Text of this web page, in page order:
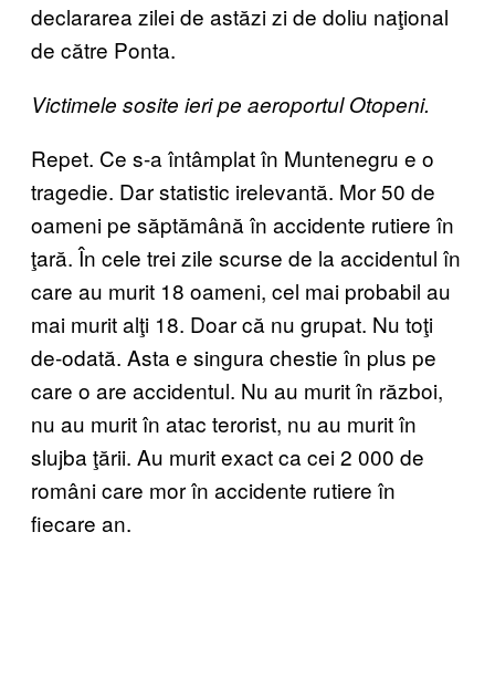
declararea zilei de astăzi zi de doliu naţional
de către Ponta.
Victimele sosite ieri pe aeroportul Otopeni.
Repet. Ce s-a întâmplat în Muntenegru e o
tragedie. Dar statistic irelevantă. Mor 50 de
oameni pe săptămână în accidente rutiere în
ţară. În cele trei zile scurse de la accidentul în
care au murit 18 oameni, cel mai probabil au
mai murit alţi 18. Doar că nu grupat. Nu toţi
de-odată. Asta e singura chestie în plus pe
care o are accidentul. Nu au murit în război,
nu au murit în atac terorist, nu au murit în
slujba ţării. Au murit exact ca cei 2 000 de
români care mor în accidente rutiere în
fiecare an.